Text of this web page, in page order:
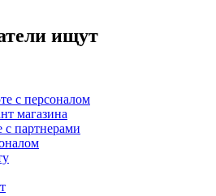
ищут
с персоналом
магазина
с партнерами